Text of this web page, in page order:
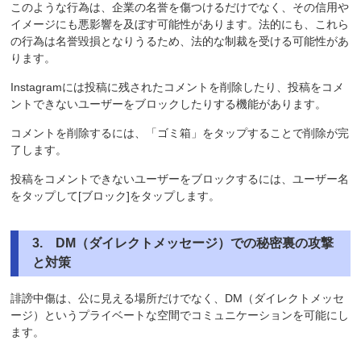
このような行為は、企業の名誉を傷つけるだけでなく、その信用や
イメージにも悪影響を及ぼす可能性があります。法的にも、これら
の行為は名誉毀損となりうるため、法的な制裁を受ける可能性があ
ります。
Instagramには投稿に残されたコメントを削除したり、投稿をコメ
ントできないユーザーをブロックしたりする機能があります。
コメントを削除するには、「ゴミ箱」をタップすることで削除が完
了します。
投稿をコメントできないユーザーをブロックするには、ユーザー名
をタップして[ブロック]をタップします。
3. DM（ダイレクトメッセージ）での秘密裏の攻撃
と対策
誹謗中傷は、公に見える場所だけでなく、DM（ダイレクトメッセ
ージ）というプライベートな空間でコミュニケーションを可能にし
ます。